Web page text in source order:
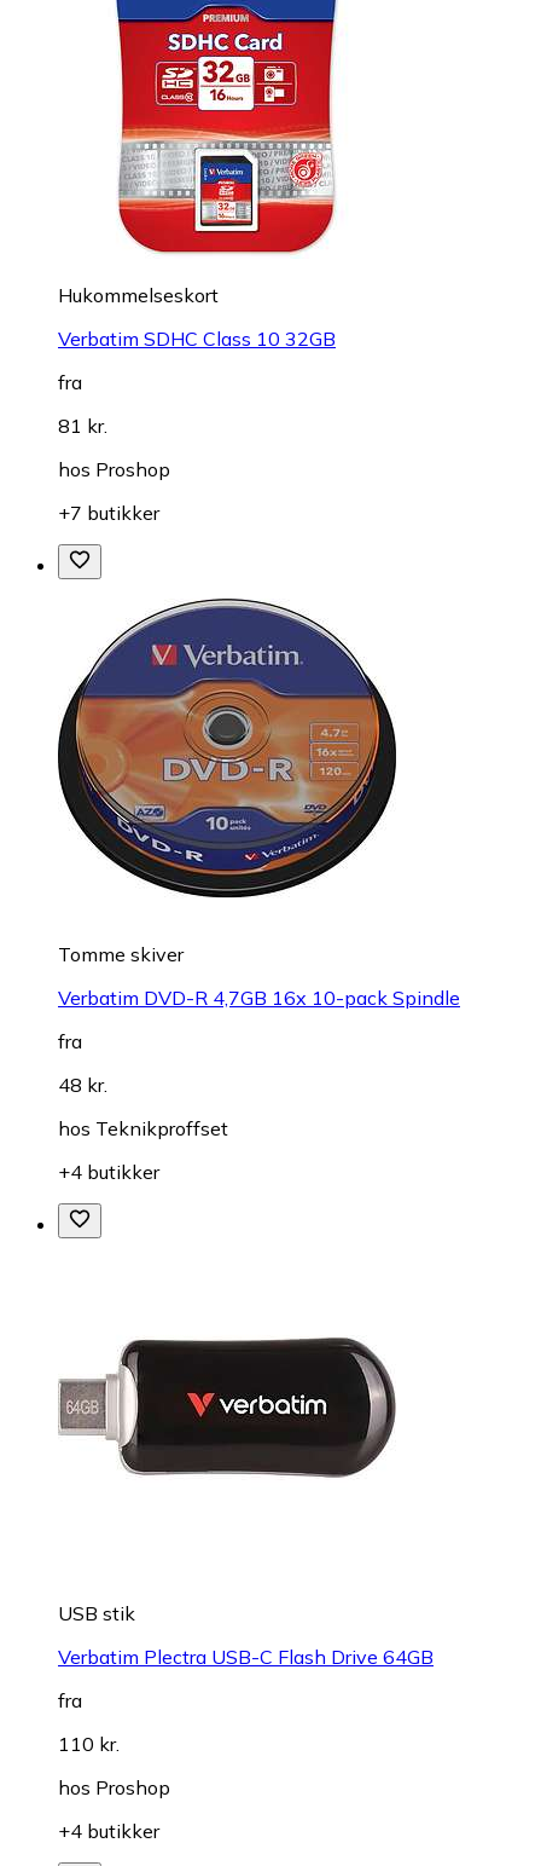
Hukommelseskort
Verbatim SDHC Class 10 32GB
fra
81 kr.
hos Proshop
+7 butikker
Tomme skiver
Verbatim DVD-R 4,7GB 16x 10-pack Spindle
fra
48 kr.
hos Teknikproffset
+4 butikker
USB stik
Verbatim Plectra USB-C Flash Drive 64GB
fra
110 kr.
hos Proshop
+4 butikker